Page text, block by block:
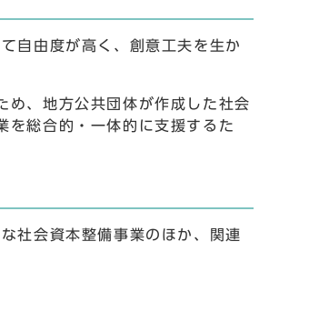
自由度が高く、創意工夫を生か
、地方公共団体が作成した社会
を総合的・一体的に支援するた
社会資本整備事業のほか、関連